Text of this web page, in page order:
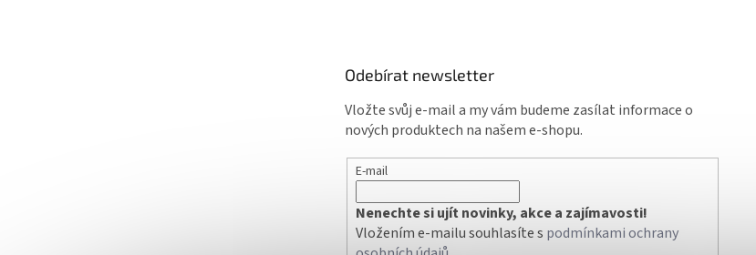
Odebírat newsletter
Vložte svůj e-mail a my vám budeme zasílat informace o
nových produktech na našem e-shopu.
E-mail
Nenechte si ujít novinky, akce a zajímavosti!
Vložením e-mailu souhlasíte s podmínkami ochrany